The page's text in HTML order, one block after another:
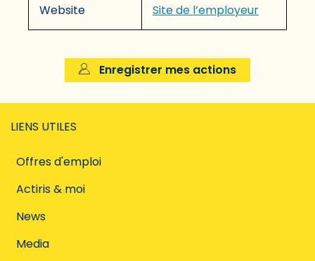
Website Site de l’employeur
Enregistrer mes actions
LIENS UTILES
Offres d'emploi
Actiris & moi
News
Media